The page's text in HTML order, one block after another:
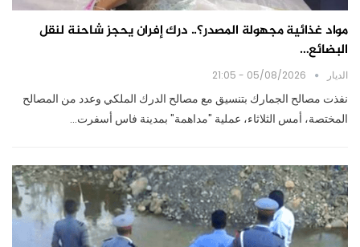
مواد غذائية مجهولة المصدر؟.. درك إفران يحجز شاحنة لنقل
البضائع…
الديار 05/08/2026 - 21:05
نفذت مصالح الجمارك بتنسيق مع مصالح الدرك الملكي وعدد من المصالح
المختصة، أمس الثلاثاء، عملية "مداهمة" بمدينة فاس أسفرت…